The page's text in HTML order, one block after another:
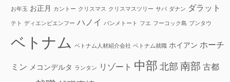
お年玉 お正月 カントー クリスマス クリスマスツリー サパ ダナン ダラット
テト ディエンビエンフー ハノイ バンメトート フエ フーコック島 ブンタウ
ベトナム ベトナム人材紹介会社 ベトナム就職 ホイアン ホーチ
ミン メコンデルタ ランタン リゾート 中部 北部 南部 古都